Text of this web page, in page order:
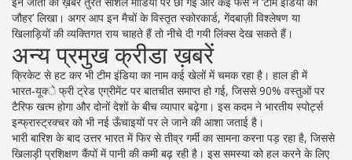
जौहर’ लिखा। अगर आप इन मैचों के विस्तृत स्कोरकार्ड, गेंदबाज़ी विश्लेषण या
खिलाड़ियों की व्यक्तिगत राय चाहते हैं तो नीचे दी गयी लिंक्स देख सकते हैं।
अन्य प्रमुख क्रीडा ख़बरें
क्रिकेट से हट कर भी टीम इंडिया का नाम कई खेलों में चमक रहा है। हाल ही में
भारत‑यूक्‍े फ्री ट्रेड एग्रीमेंट पर बातचीत समाप्त हो गई, जिससे 90% वस्तुओं पर
टैरिफ खत्म होगा और दोनों देशों के बीच व्यापार बढ़ेगा। इस कदम ने भारतीय स्पोर्ट्स
इन्फ्रास्ट्रक्चर को भी नई ऊँचाइयों पर ले जाने की आशा जताई है।
भारी बारिश के बाद उत्तर भारत में फिर से तीव्र गर्मी का सामना करना पड़ रहा है, जिससे
खिलाड़ी प्रशिक्षण कैंपों में पानी की कमी बढ़ रही है। इस समस्या को हल करने के लिए